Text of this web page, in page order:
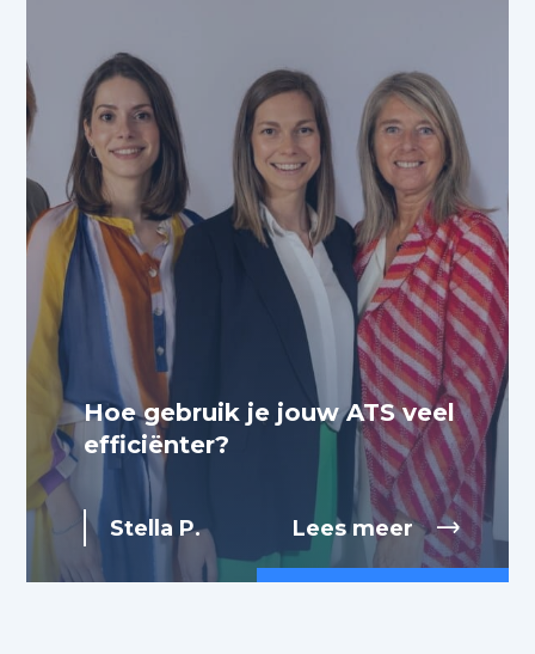
Hoe gebruik je jouw ATS veel
efficiënter?
Stella P. Lees meer